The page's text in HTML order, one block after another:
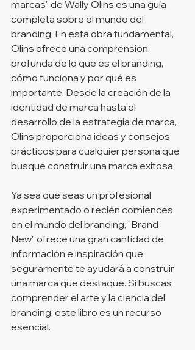
marcas" de Wally Olins es una guía
completa sobre el mundo del
branding. En esta obra fundamental,
Olins ofrece una comprensión
profunda de lo que es el branding,
cómo funciona y por qué es
importante. Desde la creación de la
identidad de marca hasta el
desarrollo de la estrategia de marca,
Olins proporciona ideas y consejos
prácticos para cualquier persona que
busque construir una marca exitosa.
Ya sea que seas un profesional
experimentado o recién comiences
en el mundo del branding, "Brand
New" ofrece una gran cantidad de
información e inspiración que
seguramente te ayudará a construir
una marca que destaque. Si buscas
comprender el arte y la ciencia del
branding, este libro es un recurso
esencial.